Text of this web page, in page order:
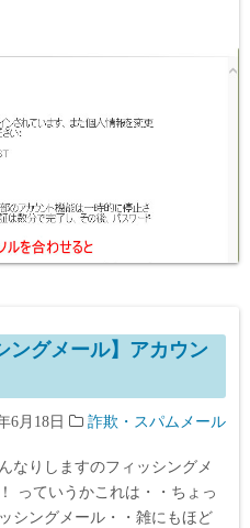
ングメール】アカウン
6月18日 詐欺・スパムメール
なりしますのフィッシングメ
っていうかこれは・・ちょっ
シングメール・・雑にもほど